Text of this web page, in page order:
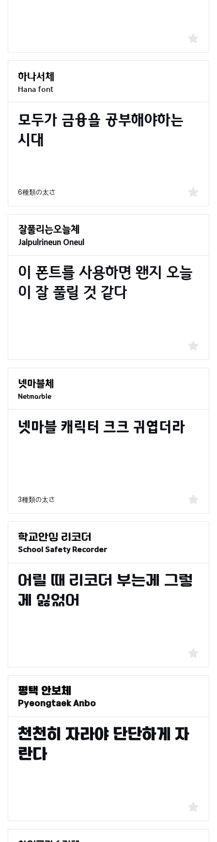
Hana font
6種類の太さ
Jalpulrineun Oneul
Netmarble
3種類の太さ
School Safety Recorder
Pyeongtaek Anbo